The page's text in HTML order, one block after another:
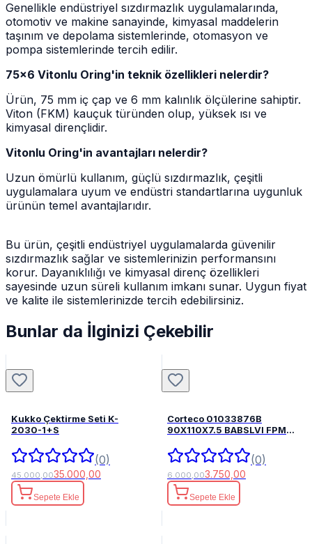
Genellikle endüstriyel sızdırmazlık uygulamalarında,
otomotiv ve makine sanayinde, kimyasal maddelerin
taşınım ve depolama sistemlerinde, otomasyon ve
pompa sistemlerinde tercih edilir.
75x6 Vitonlu Oring'in teknik özellikleri nelerdir?
Ürün, 75 mm iç çap ve 6 mm kalınlık ölçülerine sahiptir.
Viton (FKM) kauçuk türünden olup, yüksek ısı ve
kimyasal dirençlidir.
Vitonlu Oring'in avantajları nelerdir?
Uzun ömürlü kullanım, güçlü sızdırmazlık, çeşitli
uygulamalara uyum ve endüstri standartlarına uygunluk
ürünün temel avantajlarıdır.
Bu ürün, çeşitli endüstriyel uygulamalarda güvenilir
sızdırmazlık sağlar ve sistemlerinizin performansını
korur. Dayanıklılığı ve kimyasal direnç özellikleri
sayesinde uzun süreli kullanım imkanı sunar. Uygun fiyat
ve kalite ile sistemlerinizde tercih edebilirsiniz.
Bunlar da İlginizi Çekebilir
Kukko Çektirme Seti K-
2030-1+S
(0)
45.000,0035.000,00
Sepete Ekle
Corteco 01033876B
90X110X7.5 BABSLVI FPM
(0)
6.000,003.750,00
Sepete Ekle